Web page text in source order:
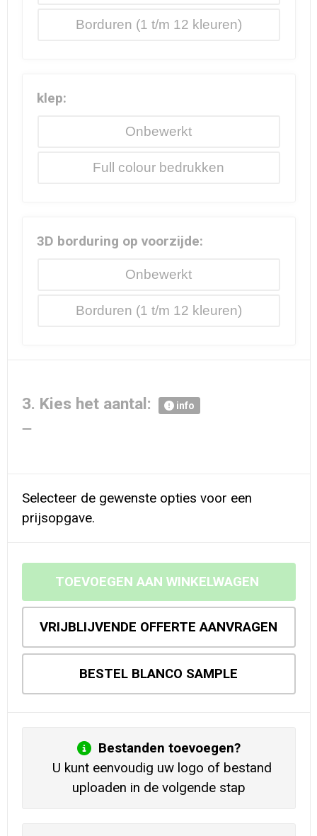
Borduren
klep:
Onbewerkt
Full colour
3D borduring op voorzijde:
Onbewerkt
Borduren
3. Kies het aantal: info
Selecteer de gewenste opties voor een
prijsopgave.
TOEVOEGEN AAN WINKELWAGEN
VRIJBLIJVENDE OFFERTE AANVRAGEN
BESTEL BLANCO SAMPLE
Bestanden toevoegen?
U kunt eenvoudig uw logo of bestand
uploaden in de volgende stap